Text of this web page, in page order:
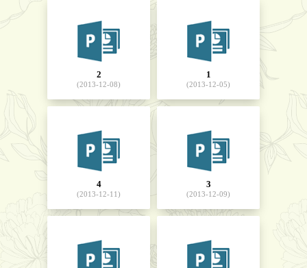
1
(2013-12-05)
2
(2013-12-08)
3
(2013-12-09)
4
(2013-12-11)